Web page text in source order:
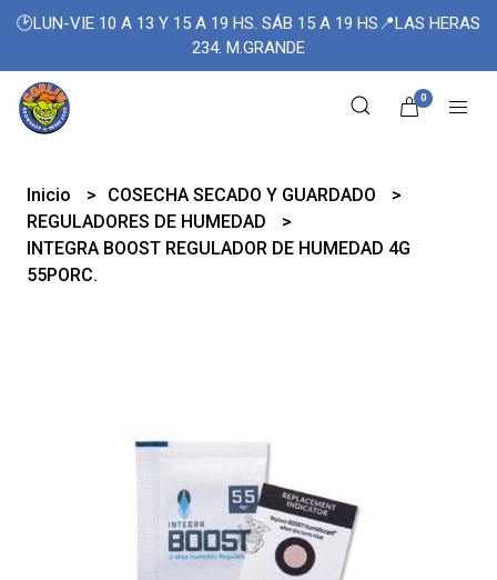
🕑LUN-VIE 10 A 13 Y 15 A 19 HS. SÁB 15 A 19 HS📍LAS HERAS
234. M.GRANDE
0
Inicio
COSECHA SECADO Y GUARDADO
REGULADORES DE HUMEDAD
INTEGRA BOOST REGULADOR DE HUMEDAD 4G
55PORC.